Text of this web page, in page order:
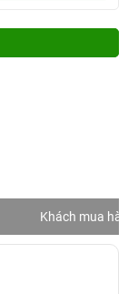
Khách mua